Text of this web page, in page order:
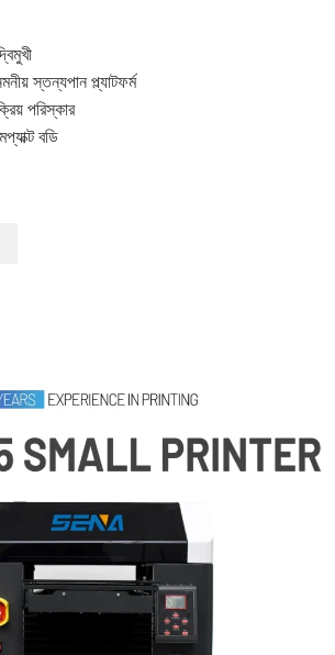
স্তন্যপান প্ল্যাটফর্ম
পরিস্কার
বডি